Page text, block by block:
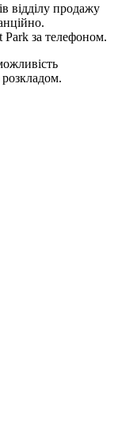
відділу продажу
Park за телефоном.